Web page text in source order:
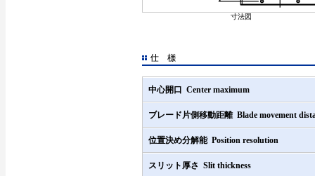
寸法図
中心開口 Center maximum
ブレード片側移動距離 Blade movement
位置決め分解能 Position resolution
スリット厚さ Slit thickness